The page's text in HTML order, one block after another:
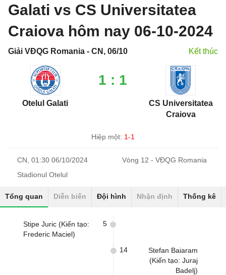
Galati vs CS Universitatea
Craiova hôm nay 06-10-2024
Giải VĐQG Romania - CN, 06/10 Kết thúc
Otelul Galati
1 : 1
CS Universitatea
Craiova
Hiệp một: 1-1
CN, 01:30 06/10/2024
Vòng 12 - VĐQG Romania
Stadionul Otelul
Tổng quan Diễn biến Đội hình Nhận định Thống kê
Stipe Juric (Kiến tạo:
Frederic Maciel)
5
Stefan Baiaram
(Kiến tạo: Juraj
Badelj)
14